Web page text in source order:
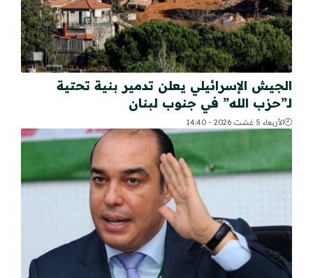
الجيش الإسرائيلي يعلن تدمير بنية تحتية
لـ”حزب الله” في جنوب لبنان
الأربعاء 5 غشت 2026 - 14:40